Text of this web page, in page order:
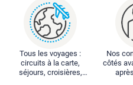
Tous les voyages :
circuits à la carte,
séjours, croisières,
Nos
côtés